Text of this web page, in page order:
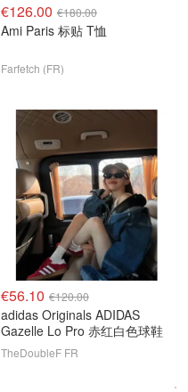
€126.00 €180.00
Ami Paris 标贴 T恤
Farfetch (FR)
€56.10 €120.00
adidas Originals ADIDAS
Gazelle Lo Pro 赤红白色球鞋
TheDoubleF FR